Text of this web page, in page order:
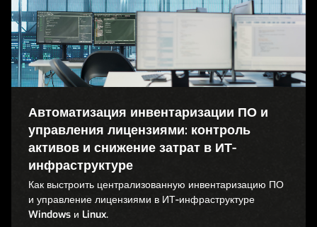
Автоматизация инвентаризации ПО и
управления лицензиями: контроль
активов и снижение затрат в ИТ-
инфраструктуре
Как выстроить централизованную инвентаризацию ПО
и управление лицензиями в ИТ-инфраструктуре
Windows и Linux.